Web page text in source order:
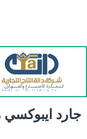
جارد ايبوكسي